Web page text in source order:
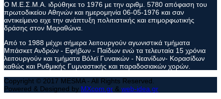
Ο Μ.Ε.Σ.Μ.Α. ιδρύθηκε το 1976 με την αριθμ. 5780 απόφαση του
πρωτοδικείου Αθηνών και ημερομηνία 06-05-1976 και σαν
αντικείμενο ειχε την ανάπτυξη πολιτιστικής και επιμορφωτικής
δράσης στον Μαραθώνα.
Από το 1988 μέχρι σήμερα λειτουργούν αγωνιστικά τμήματα
Μπάσκετ Ανδρών - Εφήβων - Παίδων ενώ τα τελευταία 15 χρόνια
λειτουργούν και τμήματα Βόλεϊ Γυναικών - Νεανίδων- Κορασίδων
καθώς και Ρυθμικής Γυμναστικής και παραδοσιακών χορών.
Copyright © 2017 MESMA - All Rights Reserved.
Powered & Designed by MXcom.gr & web-idea.gr